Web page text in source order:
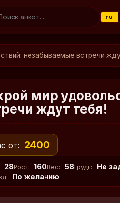
ru
незабываемые встречи
мир
ждут тебя!
от: 2400
28Рост: 160Вес: 58Грудь: Не
По желанию